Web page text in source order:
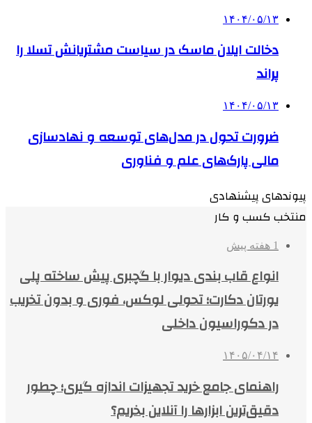
۱۴۰۴/۰۵/۱۳
دخالت ایلان ماسک در سیاست مشتریانش تسلا را
پراند
۱۴۰۴/۰۵/۱۳
ضرورت تحول در مدل‌های توسعه و نهادسازی
مالی پارک‌های علم و فناوری
پیوندهای پیشنهادی
منتخب کسب و کار
1 هفته پیش
انواع قاب بندی دیوار با گچبری پیش ساخته پلی
یورتان دکارت؛ تحولی لوکس، فوری و بدون تخریب
در دکوراسیون داخلی
۱۴۰۵/۰۴/۱۴
راهنمای جامع خرید تجهیزات اندازه گیری؛ چطور
دقیق‌ترین ابزارها را آنلاین بخریم؟